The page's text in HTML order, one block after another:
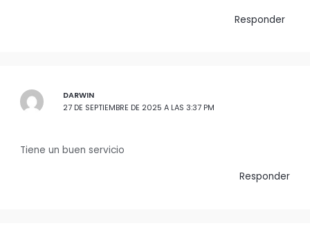
Responder
DARWIN
27 DE SEPTIEMBRE DE 2025 A LAS 3:37 PM
Tiene un buen servicio
Responder